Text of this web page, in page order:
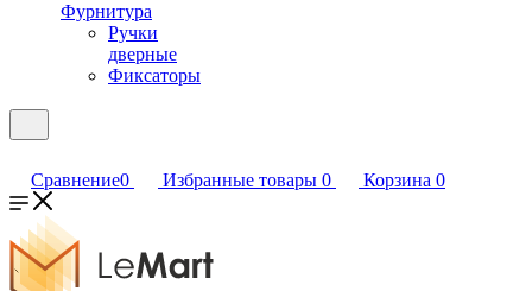
Фурнитура
Ручки
дверные
Фиксаторы
Сравнение0 Избранные товары 0 Корзина 0